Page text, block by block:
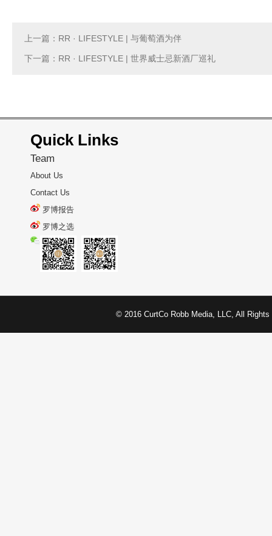
上一篇：RR · LIFESTYLE | 与葡萄酒为伴
下一篇：RR · LIFESTYLE | 世界威士忌新酒厂巡礼
Quick Links
Team
About Us
Contact Us
罗博报告
罗博之选
© 2016 CurtCo Robb Media, LLC, All